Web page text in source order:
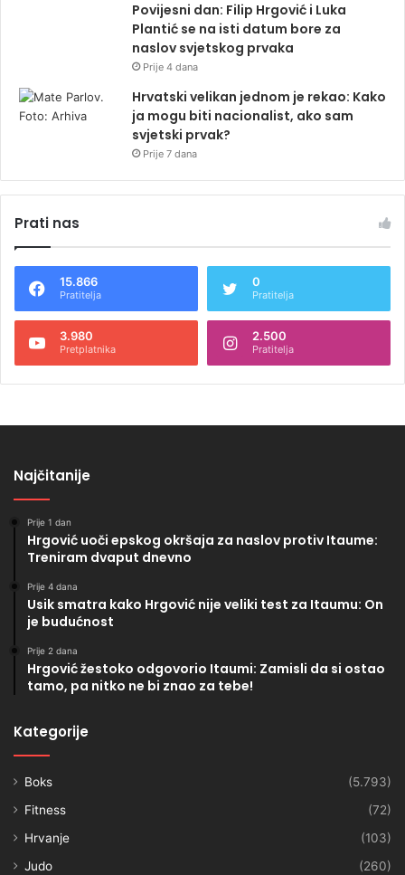
Povijesni dan: Filip Hrgović i Luka
Plantić se na isti datum bore za
naslov svjetskog prvaka
Prije 4 dana
Hrvatski velikan jednom je rekao: Kako
ja mogu biti nacionalist, ako sam
svjetski prvak?
Prije 7 dana
Prati nas
15.866
Pratitelja
0
Pratitelja
3.980
Pretplatnika
2.500
Pratitelja
Najčitanije
Prije 1 dan
Hrgović uoči epskog okršaja za naslov protiv Itaume:
Treniram dvaput dnevno
Prije 4 dana
Usik smatra kako Hrgović nije veliki test za Itaumu: On
je budućnost
Prije 2 dana
Hrgović žestoko odgovorio Itaumi: Zamisli da si ostao
tamo, pa nitko ne bi znao za tebe!
Kategorije
Boks
(5.793)
Fitness
(72)
Hrvanje
(103)
Judo
(260)